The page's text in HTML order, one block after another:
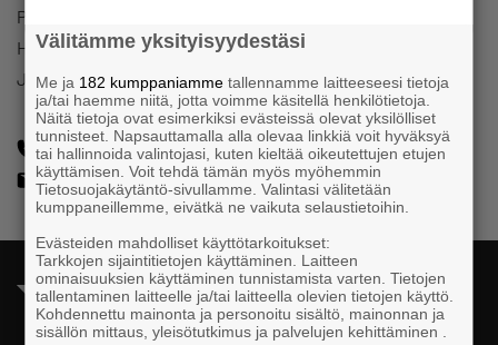
Pälkäneen Yrittäjät
Hallitus
Jäsen
+358400955673
jani@electrobike.fi
Välitämme yksityisyydestäsi
Me ja 182 kumppaniamme tallennamme laitteeseesi tietoja
ja/tai haemme niitä, jotta voimme käsitellä henkilötietoja.
Näitä tietoja ovat esimerkiksi evästeissä olevat yksilölliset
tunnisteet. Napsauttamalla alla olevaa linkkiä voit hyväksyä
tai hallinnoida valintojasi, kuten kieltää oikeutettujen etujen
käyttämisen. Voit tehdä tämän myös myöhemmin
Tietosuojakäytäntö-sivullamme. Valintasi välitetään
kumppaneillemme, eivätkä ne vaikuta selaustietoihin.
Evästeiden mahdolliset käyttötarkoitukset:
Tarkkojen sijaintitietojen käyttäminen. Laitteen
ominaisuuksien käyttäminen tunnistamista varten. Tietojen
tallentaminen laitteelle ja/tai laitteella olevien tietojen käyttö.
Kohdennettu mainonta ja personoitu sisältö, mainonnan ja
sisällön mittaus, yleisötutkimus ja palvelujen kehittäminen .